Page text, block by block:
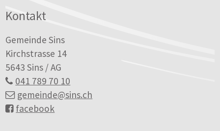
Kontakt
Gemeinde Sins
Kirchstrasse 14
5643 Sins / AG
041 789 70 10
gemeinde@sins.ch
facebook